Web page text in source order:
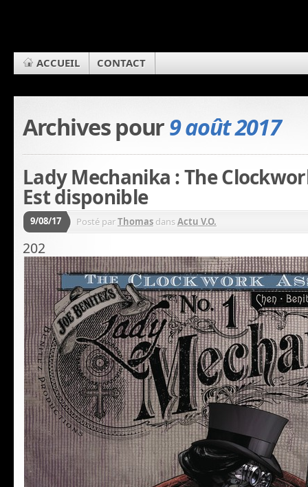
ACCUEIL CONTACT
Archives pour9 août 2017
Lady Mechanika : The
Est disponible
9/08/17 Posté parThomas dansActu V.O.
202